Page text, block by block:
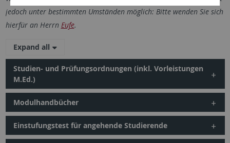
jedoch unter bestimmten Umständen möglich: Bitte wenden Sie sich
hierfür an Herrn Eufe.
Expand all
Studien- und Prüfungsordnungen (inkl. Vorleistungen
M.Ed.)
Modulhandbücher
Einstufungstest für angehende Studierende